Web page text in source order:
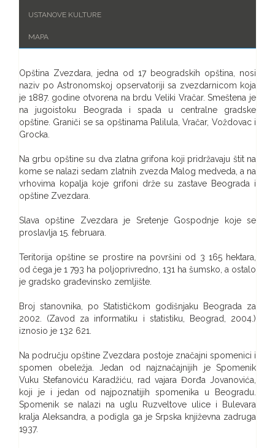
USTANOVE KULTURE
MAPA
Opština Zvezdara, jedna od 17 beogradskih opština, nosi
naziv po Astronomskoj opservatoriji sa zvezdarnicom koja
je 1887. godine otvorena na brdu Veliki Vračar. Smeštena je
na jugoistoku Beograda i spada u centralne gradske
opštine. Graniči se sa opštinama Palilula, Vračar, Voždovac i
Grocka.
Na grbu opštine su dva zlatna grifona koji pridržavaju štit na
kome se nalazi sedam zlatnih zvezda Malog medveda, a na
vrhovima kopalja koje grifoni drže su zastave Beograda i
opštine Zvezdara.
Slava opštine Zvezdara je Sretenje Gospodnje koje se
proslavlja 15. februara.
Teritorija opštine se prostire na površini od 3 165 hektara,
od čega je 1 793 ha poljoprivredno, 131 ha šumsko, a ostalo
je gradsko građevinsko zemljište.
Broj stanovnika, po Statističkom godišnjaku Beograda za
2002. (Zavod za informatiku i statistiku, Beograd, 2004.)
iznosio je 132 621.
Na području opštine Zvezdara postoje značajni spomenici i
spomen obeležja. Jedan od najznačajnijih je Spomenik
Vuku Stefanoviću Karadžiću, rad vajara Đorđa Jovanovića,
koji je i jedan od najpoznatijih spomenika u Beogradu.
Spomenik se nalazi na uglu Ruzveltove ulice i Bulevara
kralja Aleksandra, a podigla ga je Srpska književna zadruga
1937.